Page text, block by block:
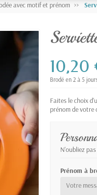
avec motif et prénom
Brodé en 2 à 5
Faites le choix
prénom de votre
N'oubliez
Prénom à